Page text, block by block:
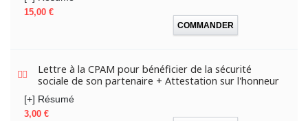
Prix
15,00 €
COMMANDER
Lettre à la CPAM pour bénéficier de la sécurité
sociale de son partenaire + Attestation sur l'honneur
[+] Résumé
Prix
3,00 €